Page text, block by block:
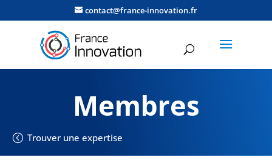
contact@france-innovation.fr
Membres
Trouver une expertise